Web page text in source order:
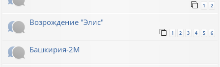
1 2
Возрождение "Элис"
1 2 3 4 5 6
Башкирия-2М